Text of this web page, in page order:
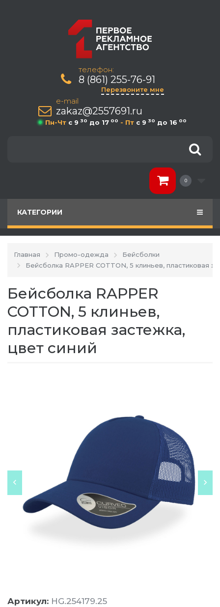
телефон:
8 (861) 255-76-91
Перезвоните мне
e-mail
zakaz@2557691.ru
Пн-Чт c 9 30 до 17 00 - Пт c 9 30 до 16 00
0
КАТЕГОРИИ
Главная Промо-одежда
Бейсболки
Бейсболка RAPPER COTTON, 5 клиньев, пластиковая
Бейсболка RAPPER
COTTON, 5 клиньев,
пластиковая застежка,
цвет синий
Артикул: HG.254179.25